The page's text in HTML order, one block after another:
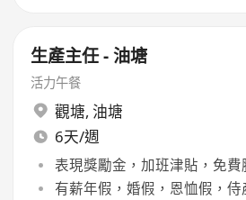
生產主任 - 油塘
活力午餐
觀塘, 油塘
6天/週
表現獎勵金，加班津貼，免費
有薪年假，婚假，恩恤假，侍